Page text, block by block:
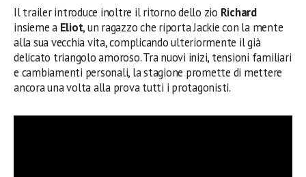
Il trailer introduce inoltre il ritorno dello zio Richard
insieme a Eliot, un ragazzo che riporta Jackie con la mente
alla sua vecchia vita, complicando ulteriormente il già
delicato triangolo amoroso. Tra nuovi inizi, tensioni familiari
e cambiamenti personali, la stagione promette di mettere
ancora una volta alla prova tutti i protagonisti.